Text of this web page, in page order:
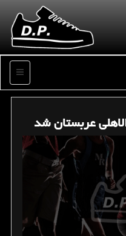
منو
عربستان شد